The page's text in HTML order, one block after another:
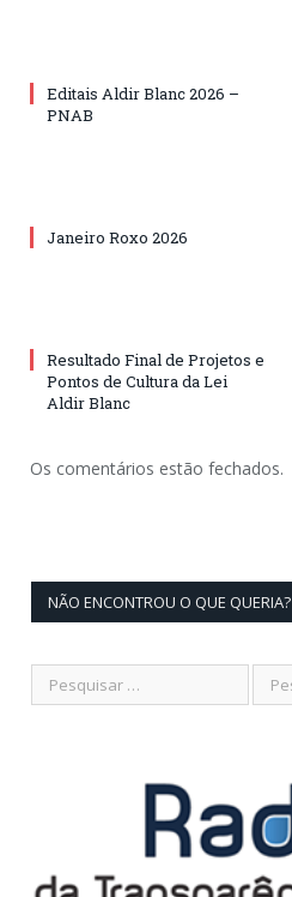
Editais Aldir Blanc 2026 –
PNAB
Janeiro Roxo 2026
Resultado Final de Projetos e
Pontos de Cultura da Lei
Aldir Blanc
Os comentários estão fechados.
NÃO ENCONTROU O QUE QUERIA?